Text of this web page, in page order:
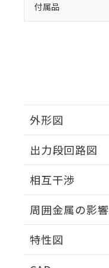
付属品
外形図
出力段回路図
相互干渉
周囲金属の影響
特性図